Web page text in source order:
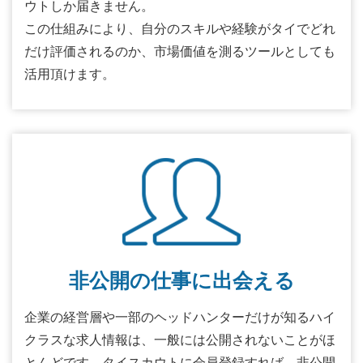
ウトしか届きません。
この仕組みにより、自分のスキルや経験がタイでどれ
だけ評価されるのか、市場価値を測るツールとしても
活用頂けます。
非公開の仕事に出会える
企業の経営層や一部のヘッドハンターだけが知るハイ
クラスな求人情報は、一般には公開されないことがほ